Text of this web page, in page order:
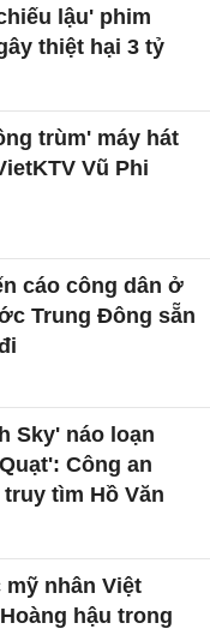
lậu' phim
thiệt hại 3 tỷ
trùm' máy hát
Vũ Phi
cáo công dân ở
Trung Đông sẵn
Sky' náo loạn
Công an
tìm Hồ Văn
mỹ nhân Việt
hậu trong